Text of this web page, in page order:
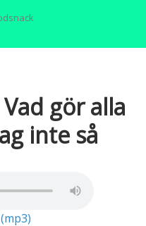
gör alla
inte så